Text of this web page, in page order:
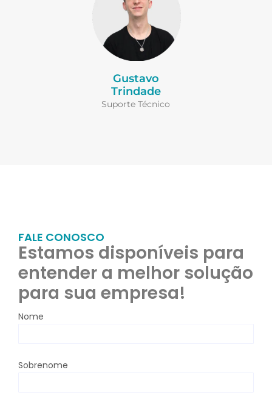
Gustavo
Trindade
Suporte Técnico
FALE CONOSCO
Estamos disponíveis para
entender a melhor solução
para sua empresa!
Nome
Sobrenome